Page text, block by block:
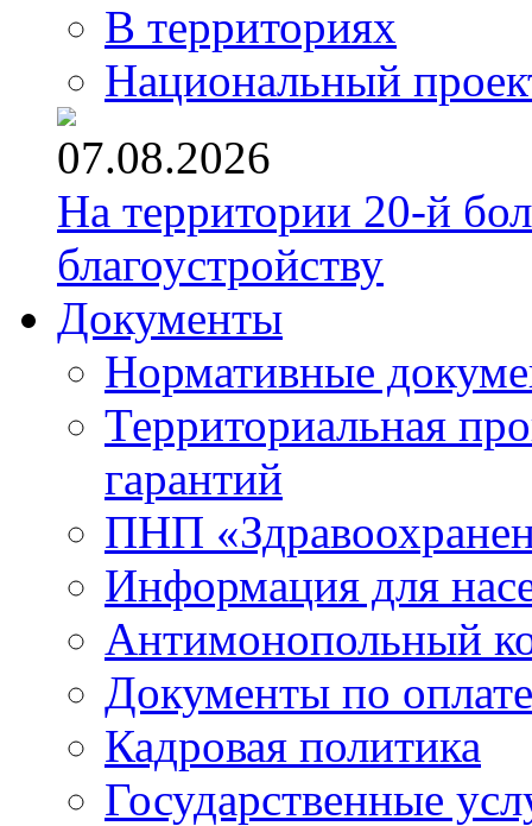
В территориях
Национальный
07.08.2026
На территории 20-й
благоустройству
Документы
Нормативные
Территориальная
гарантий
ПНП
Информация для
Антимонопольный
Документы по
Кадровая политика
Государственные